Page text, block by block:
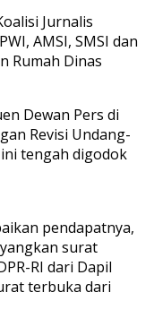
Jurnalis
AMSI, SMSI dan
Rumah Dinas
Dewan Pers di
Revisi Undang-
tengah digodok
pendapatnya,
surat
RI dari Dapil
terbuka dari